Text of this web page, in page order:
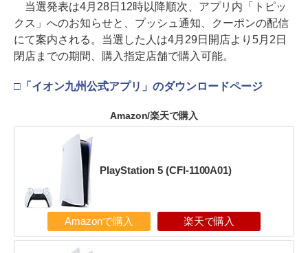
当選発表は4月28日12時以降順次、アプリ内「トピッ
クス」へのお知らせと、プッシュ通知、クーポンの配信
にて案内される。当選した人は4月29日開店より5月2日
閉店までの期間、購入指定店舗で購入可能。
□「イオン九州公式アプリ」のダウンロードページ
Amazon/楽天で購入
PlayStation 5 (CFI-1100A01)
Amazonで購入 楽天で購入